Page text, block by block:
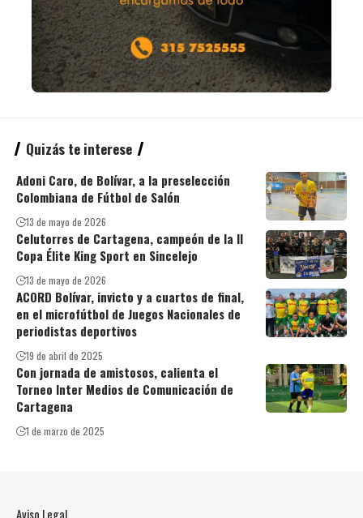
Quizás te interese
Adoni Caro, de Bolívar, a la preselección
Colombiana de Fútbol de Salón
13 de mayo de 2026
Celutorres de Cartagena, campeón de la II
Copa Élite King Sport en Sincelejo
13 de mayo de 2026
ACORD Bolívar, invicto y a cuartos de final,
en el microfútbol de Juegos Nacionales de
periodistas deportivos
19 de abril de 2025
Con jornada de amistosos, calienta el
Torneo Inter Medios de Comunicación de
Cartagena
1 de marzo de 2025
Aviso Legal